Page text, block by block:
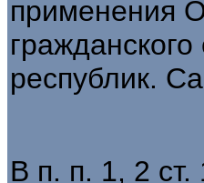
применения
республик.
В п. п. 1, 2 ст.